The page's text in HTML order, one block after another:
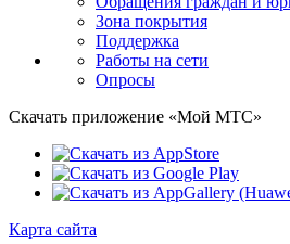
Зона покрытия
Поддержка
Работы на сети
Опросы
Скачать приложение «Мой МТС»
Карта сайта